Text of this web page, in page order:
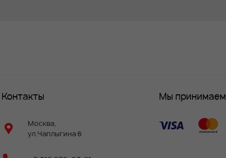
Контакты
Москва,
ул.Чаплыгина 6
Мы принимаем